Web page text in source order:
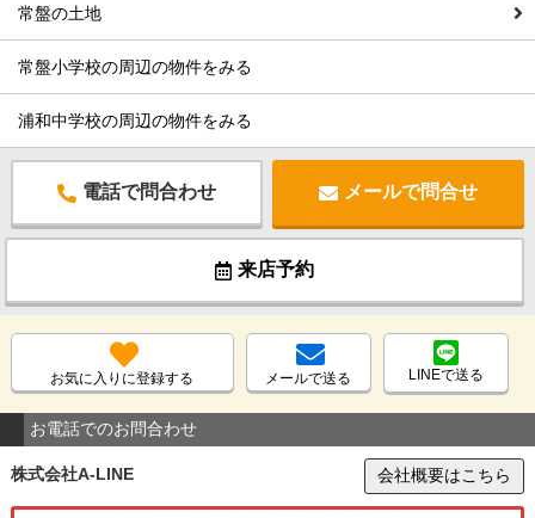
常盤の土地
常盤小学校の周辺の物件をみる
浦和中学校の周辺の物件をみる
電話で問合わせ メールで問合せ
来店予約
お気に入りに登録する メールで送る LINEで送る
お電話でのお問合わせ
株式会社A-LINE 会社概要はこちら